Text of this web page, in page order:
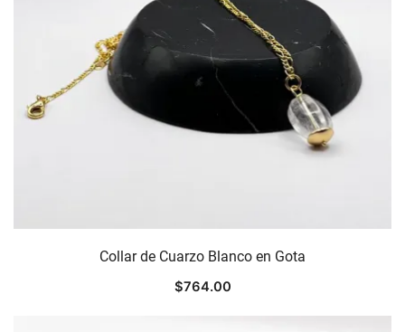
Collar de Cuarzo Blanco en Gota
$764.00